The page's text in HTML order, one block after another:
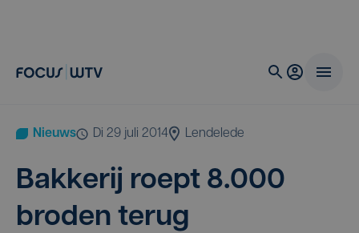
Nieuws di 29 juli 2014 Lendelede
Bak­ke­rij roept 8.000
bro­den terug